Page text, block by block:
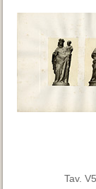
Tav. V5